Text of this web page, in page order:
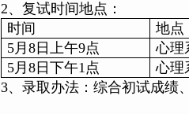
2、复试时间地点：
时间
地点
5月8日上午9点
心理
5月8日下午1点
心理
3、录取办法：综合初试成绩